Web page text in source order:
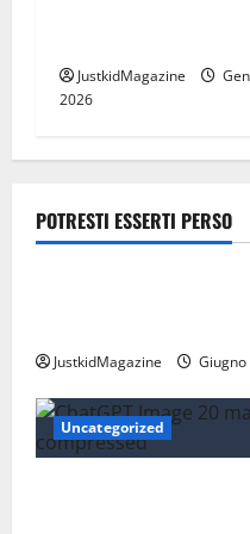
JustkidMagazine
2026
POTRESTI ESSERTI PERSO
Lavoro
JustkidMagazine
Uncategorized